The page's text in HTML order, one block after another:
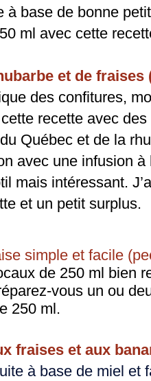
à base de bonne
ml avec cette
et de fraises
des confitures,
cette recette avec
Québec et de la
avec une infusion
mais intéressant.
et un petit surplus.
simple et facile
de 250 ml bien
vous un ou
250 ml.
fraises et aux
à base de miel et